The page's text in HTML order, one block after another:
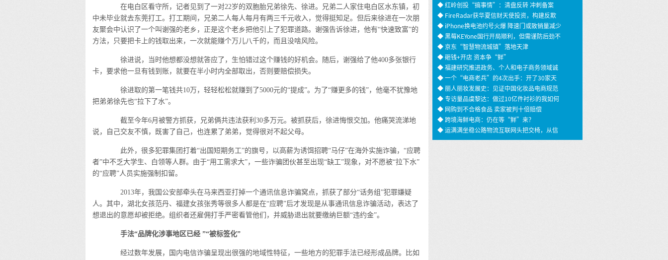
在电白区看守所，记者见到了一对22岁的双胞胎兄弟徐先、徐进。兄弟二人家住电白区水东镇，初
中未毕业就去东莞打工。打工期间，兄弟二人每人每月有两三千元收入，觉得挺知足。但后来徐进在一次朋
友聚会中认识了一个叫谢强的老乡，正是这个老乡把他引上了犯罪道路。谢强告诉徐进，他有“快速致富”的
方法，只要把卡上的钱取出来，一次就能赚个万儿八千的，而且没啥风险。
徐进说，当时他想都没想就答应了，生怕错过这个赚钱的好机会。随后，谢强给了他400多张银行
卡，要求他一旦有钱到账，就要在半小时内全部取出，否则要赔偿损失。
徐进取的第一笔钱共10万，轻轻松松就赚到了5000元的“提成”。为了“赚更多的钱”，他毫不犹豫地
把弟弟徐先也“拉下了水”。
截至今年6月被警方抓获，兄弟俩共违法获利30多万元。被抓获后，徐进悔恨交加。他痛哭流涕地
说，自己交友不慎，既害了自己，也连累了弟弟，觉得很对不起父母。
此外，很多犯罪集团打着“出国短期务工”的旗号，以高薪为诱饵招聘“马仔”在海外实施诈骗，“应聘
者”中不乏大学生、白领等人群。由于“用工需求大”，一些诈骗团伙甚至出现“缺工”现象，对不愿被“拉下水”
的“应聘”人员实施强制扣留。
2013年，我国公安部牵头在马来西亚打掉一个通讯信息诈骗窝点，抓获了部分“话务组”犯罪嫌疑
人。其中，湖北女孩范丹、福建女孩张秀等很多人都是在“应聘”后才发现是从事通讯信息诈骗活动，表达了
想退出的意愿却被拒绝。组织者还雇佣打手严密看管他们，并威胁退出就要缴纳巨额“违约金”。
手法“品牌化涉事地区已经 ”“被标签化”
经过数年发展，国内电信诈骗呈现出很强的地域性特征，一些地方的犯罪手法已经形成品牌。比如
◆ 红岭创投“搞事情”：清盘反转 冲刺备案
◆ FireRadar获华夏信财天使投资，构建反欺
诈安全服务
◆ iPhone换电池约号火爆 降速门或致销量减少
1600万
◆ 黑莓KEYone国行开局顺利，但需谨防后劲不
足
◆ 京东“智慧物流城镇”落地天津
◆ 砸钱+开店 资本争“鲜”
◆ 福建研究推进政务、个人和电子商务领域诚
信建设
◆ 一个“电商老兵”的4次出手：开了30家天
猫店，年销30亿
◆ 丽人丽妆发展史：见证中国化妆品电商规范
化之路
◆ 专访量品虞黎达：做过10亿件衬衫的我如何
用399价格做个性定制衬衫？ …
◆ 网购到不合格食品 卖家被判十倍赔偿
◆ 跨境海鲜电商：仍在等“鲜”来？
◆ 运满满坐稳公路物流互联网头把交椅，从信
息撮合到车货匹配